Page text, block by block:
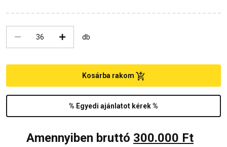
db
% Egyedi ajánlatot kérek %
Kosárba rakom
Amennyiben bruttó 300.000 Ft